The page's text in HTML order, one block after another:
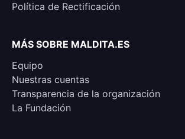
Política de Rectificación
MÁS SOBRE MALDITA.ES
Equipo
Nuestras cuentas
Transparencia de la organización
La Fundación